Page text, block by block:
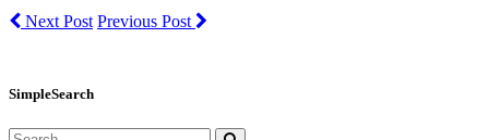
Next Post Previous Post
SimpleSearch